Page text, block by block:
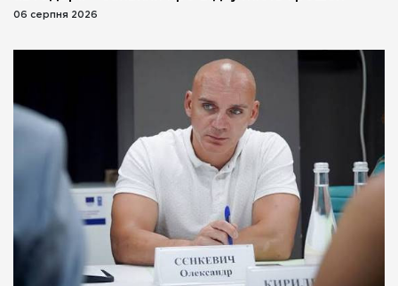
06 серпня 2026